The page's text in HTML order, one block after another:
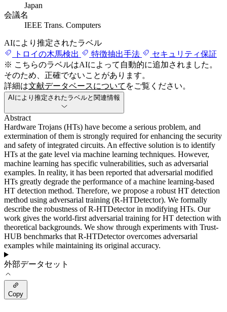
Japan
会議名
IEEE Trans. Computers
AIにより推定されたラベル
トロイの木馬検出
特徴抽出手法
セキュリティ保証
※ こちらのラベルはAIによって自動的に追加されました。
そのため、正確でないことがあります。
詳細は文献データベースについて をご覧ください。
AIにより推定されたラベルと関連情報
Abstract
Hardware Trojans (HTs) have become a serious problem, and
extermination of them is strongly required for enhancing the security
and safety of integrated circuits. An effective solution is to identify
HTs at the gate level via machine learning techniques. However,
machine learning has specific vulnerabilities, such as adversarial
examples. In reality, it has been reported that adversarial modified
HTs greatly degrade the performance of a machine learning-based
HT detection method. Therefore, we propose a robust HT detection
method using adversarial training (R-HTDetector). We formally
describe the robustness of R-HTDetector in modifying HTs. Our
work gives the world-first adversarial training for HT detection with
theoretical backgrounds. We show through experiments with Trust-
HUB benchmarks that R-HTDetector overcomes adversarial
examples while maintaining its original accuracy.
外部データセット
Copy